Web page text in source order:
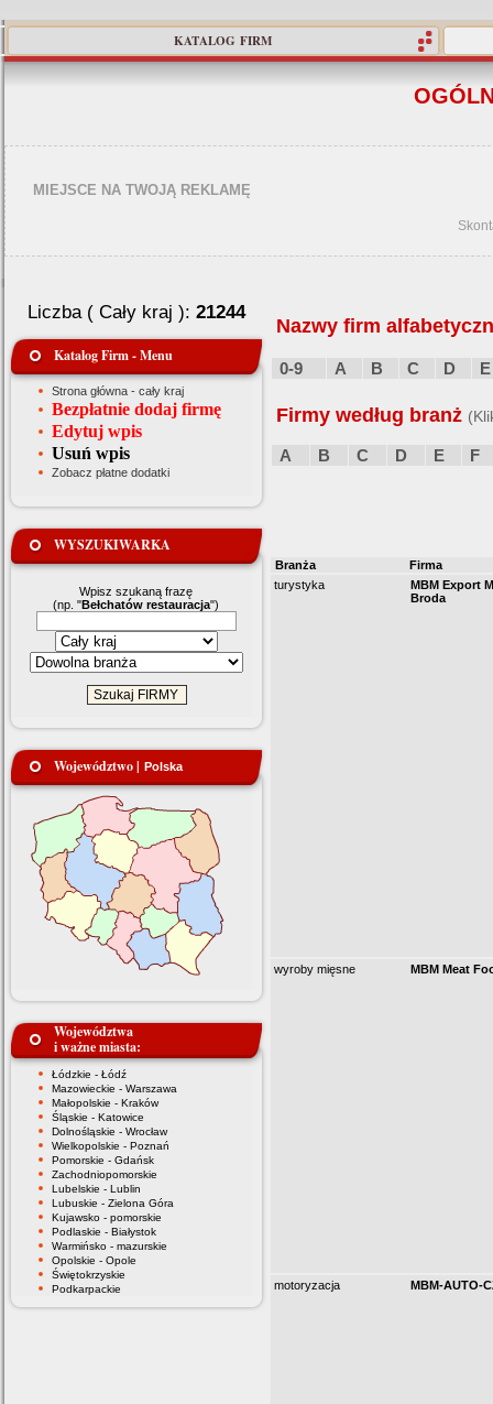
KATALOG FIRM
MIEJSCE NA TWOJĄ REKLAMĘ
Liczba ( Cały kraj ): 21244
Katalog Firm - Menu
Strona główna - cały kraj
Bezpłatnie dodaj firmę
Edytuj wpis
Usuń wpis
Zobacz płatne dodatki
WYSZUKIWARKA
Wpisz szukaną frazę
(np. "Bełchatów restauracja")
Województwo | Polska
Województwa
i ważne miasta:
Łódzkie - Łódź
Mazowieckie - Warszawa
Małopolskie - Kraków
Śląskie - Katowice
Dolnośląskie - Wrocław
Wielkopolskie - Poznań
Pomorskie - Gdańsk
Zachodniopomorskie
Lubelskie - Lublin
Lubuskie - Zielona Góra
Kujawsko - pomorskie
Podlaskie - Białystok
Warmińsko - mazurskie
Opolskie - Opole
Świętokrzyskie
Podkarpackie
Nazwy firm
0-9 A B C D E
Firmy według branż
A B C D E F
Branża
Firma
turystyka
MBM Export
Broda
wyroby mięsne MBM Meat
motoryzacja MBM-AUTO-